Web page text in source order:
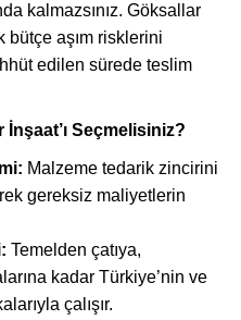
kalmazsınız. Göksallar
bütçe aşım risklerini
edilen sürede teslim
Seçmelisiniz?
Malzeme tedarik zincirini
gereksiz maliyetlerin
Temelden çatıya,
kadar Türkiye’nin ve
çalışır.